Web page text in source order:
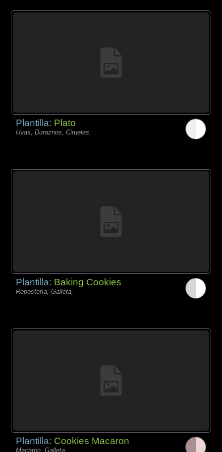
Plantilla: Plato
Uvas, Duraznos, Ciruelas,
Plantilla: Baking Cookies
Repostería, Galleta,
Plantilla: Cookies Macaron
Macaron, Galleta,